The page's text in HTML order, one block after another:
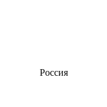
Россия